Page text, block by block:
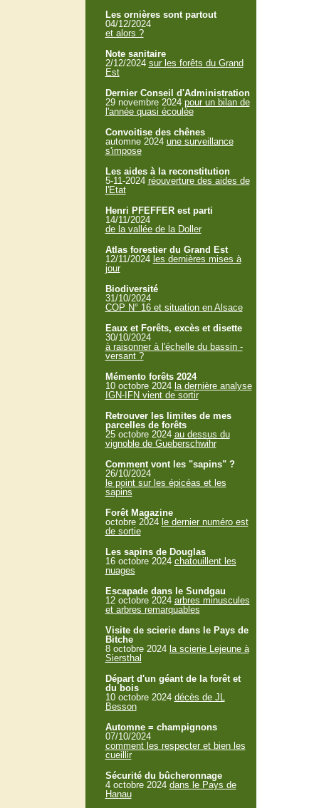
Les ornières sont partout
04/12/2024
et alors ?
Note sanitaire
2/12/2024 sur les forêts du Grand
Est
Dernier Conseil d'Administration
29 novembre 2024 pour un bilan de
l'année quasi écoulée
Convoitise des chênes
automne 2024 une surveillance
s'impose
Les aides à la reconstitution
5-11-2024 réouverture des aides de
l'Etat
Henri PFEFFER est parti
14/11/2024
de la vallée de la Doller
Atlas forestier du Grand Est
12/11/2024 les dernières mises à
jour
Biodiversité
31/10/2024
COP N° 16 et situation en Alsace
Eaux et Forêts, excès et disette
30/10/2024
à raisonner à l'échelle du bassin -
versant ?
Mémento forêts 2024
10 octobre 2024 la dernière analyse
IGN-IFN vient de sortir
Retrouver les limites de mes
parcelles de forêts
25 octobre 2024 au dessus du
vignoble de Gueberschwihr
Comment vont les "sapins" ?
26/10/2024
le point sur les épicéas et les
sapins
Forêt Magazine
octobre 2024 le dernier numéro est
de sortie
Les sapins de Douglas
16 octobre 2024 chatouillent les
nuages
Escapade dans le Sundgau
12 octobre 2024 arbres minuscules
et arbres remarquables
Visite de scierie dans le Pays de
Bitche
8 octobre 2024 la scierie Lejeune à
Siersthal
Départ d'un géant de la forêt et
du bois
10 octobre 2024 décès de JL
Besson
Automne = champignons
07/10/2024
comment les respecter et bien les
cueillir
Sécurité du bûcheronnage
4 octobre 2024 dans le Pays de
Hanau